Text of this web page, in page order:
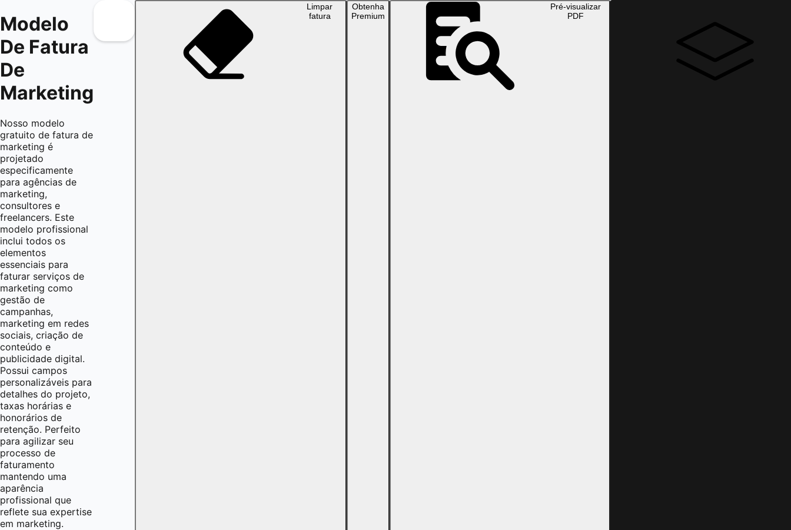
Modelo
De Fatura
De
Marketing
Nosso modelo
gratuito de fatura de
marketing é
projetado
especificamente
para agências de
marketing,
consultores e
freelancers. Este
modelo profissional
inclui todos os
elementos
essenciais para
faturar serviços de
marketing como
gestão de
campanhas,
marketing em redes
sociais, criação de
conteúdo e
publicidade digital.
Possui campos
personalizáveis para
detalhes do projeto,
taxas horárias e
honorários de
retenção. Perfeito
para agilizar seu
processo de
faturamento
mantendo uma
aparência
profissional que
reflete sua expertise
em marketing.
Limpar
fatura
Obtenha
Premium
Pré-visualizar
PDF